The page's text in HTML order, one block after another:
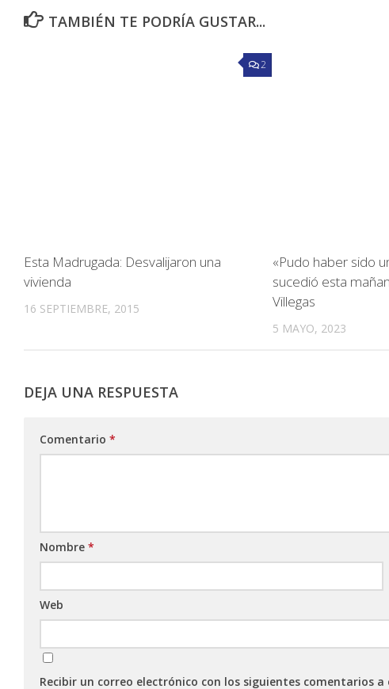
TAMBIÉN TE PODRÍA GUSTAR...
2
Esta Madrugada: Desvalijaron una
vivienda
16 SEPTIEMBRE, 2015
«Pudo haber sido
sucedió esta
Villegas
5 MAYO, 2023
DEJA UNA RESPUESTA
Comentario *
Nombre *
Web
Recibir un correo electrónico con los siguientes comentarios